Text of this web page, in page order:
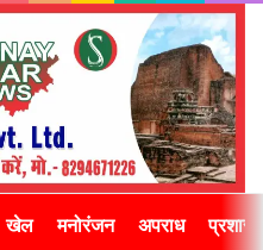
खेल मनोरंजन अपराध